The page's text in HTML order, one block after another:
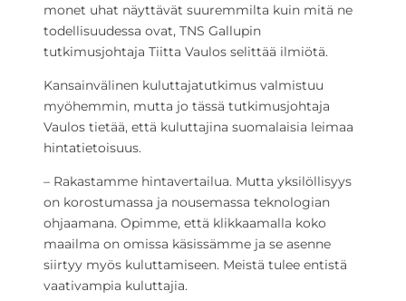
monet uhat näyttävät suuremmilta kuin mitä ne
todellisuudessa ovat, TNS Gallupin
tutkimusjohtaja Tiitta Vaulos selittää ilmiötä.
Kansainvälinen kuluttajatutkimus valmistuu
myöhemmin, mutta jo tässä tutkimusjohtaja
Vaulos tietää, että kuluttajina suomalaisia leimaa
hintatietoisuus.
– Rakastamme hintavertailua. Mutta yksilöllisyys
on korostumassa ja nousemassa teknologian
ohjaamana. Opimme, että klikkaamalla koko
maailma on omissa käsissämme ja se asenne
siirtyy myös kuluttamiseen. Meistä tulee entistä
vaativampia kuluttajia.